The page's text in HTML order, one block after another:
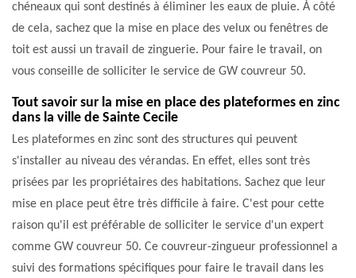
chéneaux qui sont destinés à éliminer les eaux de pluie. À côté
de cela, sachez que la mise en place des velux ou fenêtres de
toit est aussi un travail de zinguerie. Pour faire le travail, on
vous conseille de solliciter le service de GW couvreur 50.
Tout savoir sur la mise en place des plateformes en zinc
dans la ville de Sainte Cecile
Les plateformes en zinc sont des structures qui peuvent
s'installer au niveau des vérandas. En effet, elles sont très
prisées par les propriétaires des habitations. Sachez que leur
mise en place peut être très difficile à faire. C'est pour cette
raison qu'il est préférable de solliciter le service d'un expert
comme GW couvreur 50. Ce couvreur-zingueur professionnel a
suivi des formations spécifiques pour faire le travail dans les